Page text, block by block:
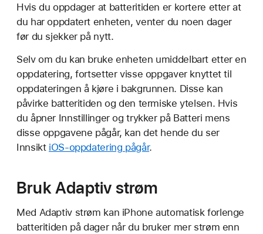
Hvis du oppdager at batteritiden er kortere etter at
du har oppdatert enheten, venter du noen dager
før du sjekker på nytt.
Selv om du kan bruke enheten umiddelbart etter en
oppdatering, fortsetter visse oppgaver knyttet til
oppdateringen å kjøre i bakgrunnen. Disse kan
påvirke batteritiden og den termiske ytelsen. Hvis
du åpner Innstillinger og trykker på Batteri mens
disse oppgavene pågår, kan det hende du ser
Innsikt iOS-oppdatering pågår.
Bruk Adaptiv strøm
Med Adaptiv strøm kan iPhone automatisk forlenge
batteritiden på dager når du bruker mer strøm enn